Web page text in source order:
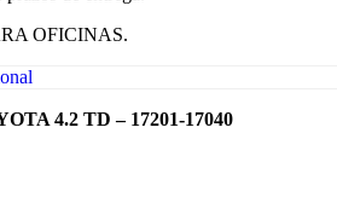
OFICINAS.
4.2 TD – 17201-17040